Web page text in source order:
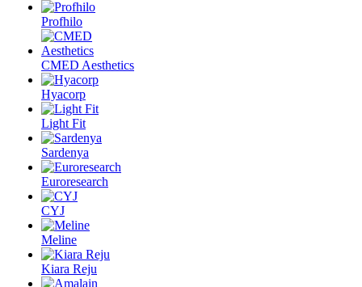
Profhilo
CMED Aesthetics
Hyacorp
Light Fit
Sardenya
Euroresearch
CYJ
Meline
Kiara Reju